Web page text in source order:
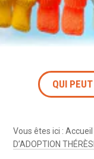
QUI
Vous êtes ici :Accueil
D’ADOPTION